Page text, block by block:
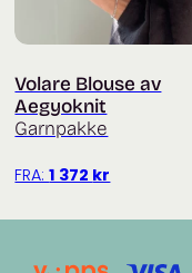
Volare Blouse av
Aegyoknit
Garnpakke
FRA:1 372 kr